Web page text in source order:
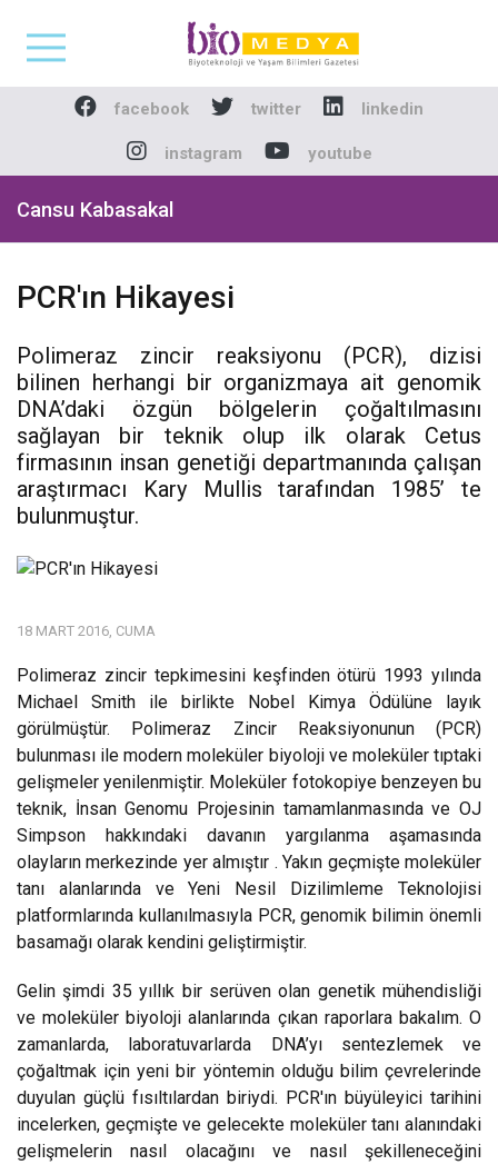
Biomedya -
facebook twitter linkedin
instagram youtube
Cansu Kabasakal
PCR'ın Hikayesi
Polimeraz zincir reaksiyonu (PCR), dizisi
bilinen herhangi bir organizmaya ait genomik
DNA’daki özgün bölgelerin çoğaltılmasını
sağlayan bir teknik olup ilk olarak Cetus
firmasının insan genetiği departmanında çalışan
araştırmacı Kary Mullis tarafından 1985’ te
bulunmuştur.
18 MART 2016, CUMA
Polimeraz zincir tepkimesini keşfinden ötürü 1993 yılında
Michael Smith ile birlikte Nobel Kimya Ödülüne layık
görülmüştür. Polimeraz Zincir Reaksiyonunun (PCR)
bulunması ile modern moleküler biyoloji ve moleküler tıptaki
gelişmeler yenilenmiştir. Moleküler fotokopiye benzeyen bu
teknik, İnsan Genomu Projesinin tamamlanmasında ve OJ
Simpson hakkındaki davanın yargılanma aşamasında
olayların merkezinde yer almıştır . Yakın geçmişte moleküler
tanı alanlarında ve Yeni Nesil Dizilimleme Teknolojisi
platformlarında kullanılmasıyla PCR, genomik bilimin önemli
basamağı olarak kendini geliştirmiştir.
Gelin şimdi 35 yıllık bir serüven olan genetik mühendisliği
ve moleküler biyoloji alanlarında çıkan raporlara bakalım. O
zamanlarda, laboratuvarlarda DNA’yı sentezlemek ve
çoğaltmak için yeni bir yöntemin olduğu bilim çevrelerinde
duyulan güçlü fısıltılardan biriydi. PCR'ın büyüleyici tarihini
incelerken, geçmişte ve gelecekte moleküler tanı alanındaki
gelişmelerin nasıl olacağını ve nasıl şekilleneceğini